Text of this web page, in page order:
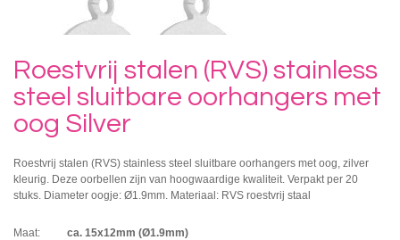
Roestvrij stalen (RVS) stainless
steel sluitbare oorhangers met
oog Silver
Roestvrij stalen (RVS) stainless steel sluitbare oorhangers met oog, zilver
kleurig. Deze oorbellen zijn van hoogwaardige kwaliteit. Verpakt per 20
stuks. Diameter oogje: Ø1.9mm. Materiaal: RVS roestvrij staal
Maat:
ca. 15x12mm (Ø1.9mm)